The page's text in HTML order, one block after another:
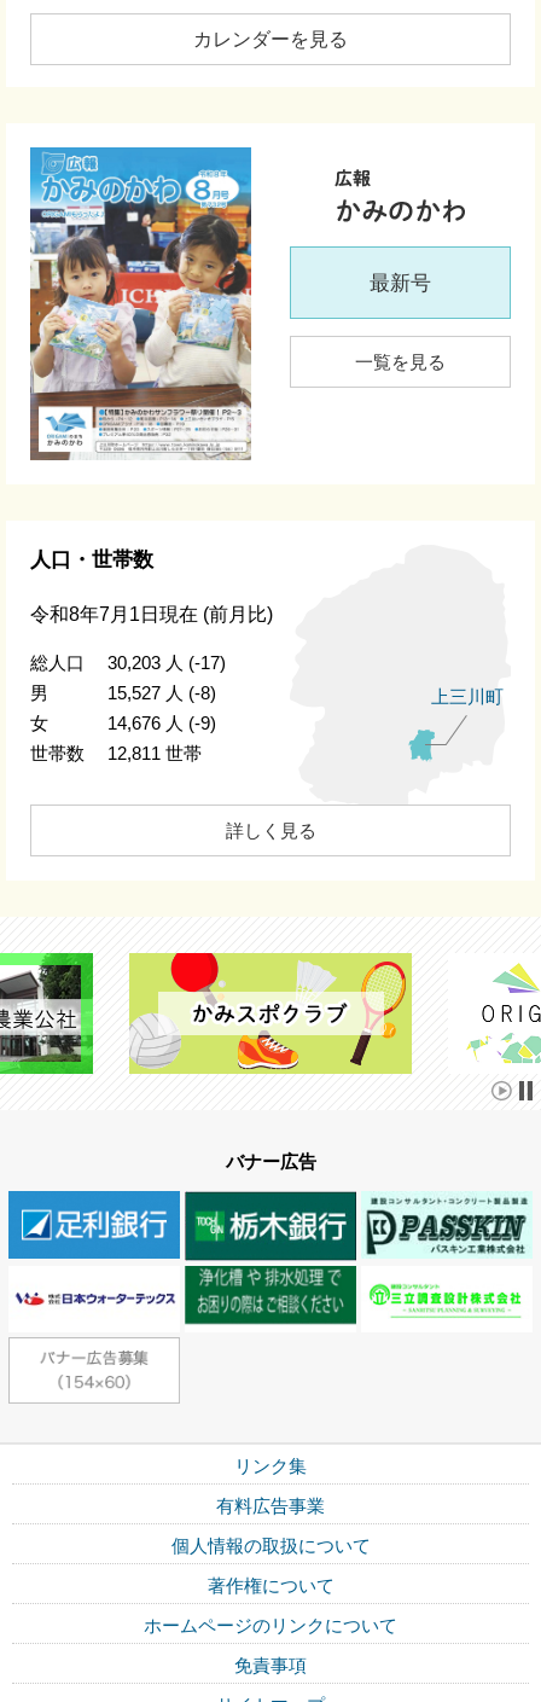
カレンダーを見る
最新号
一覧を見る
人口・世帯数
上三川町
令和8年7月1日現在 (前月比)
総人口 30,203 人 (-17)
男
15,527 人 (-8)
女
14,676 人 (-9)
世帯数
12,811 世帯
詳しく見る
バナー広告
リンク集
有料広告事業
個人情報の取扱について
著作権について
ホームページのリンクについて
免責事項